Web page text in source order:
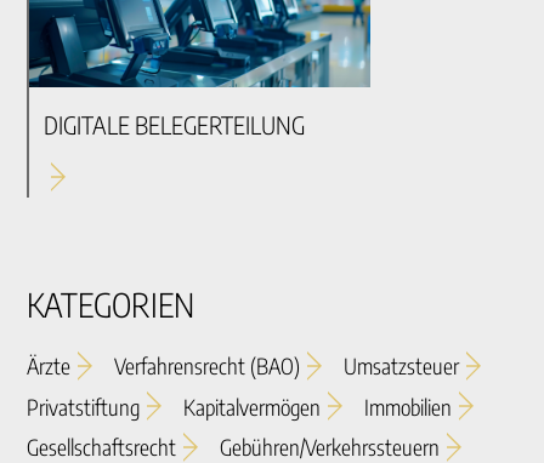
DIGITALE BELEGERTEILUNG
KATEGORIEN
Ärzte Verfahrensrecht (BAO)
Umsatzsteuer
Privatstiftung
Kapitalvermögen
Immobilien
Gesellschaftsrecht
Gebühren/verkehrssteuern